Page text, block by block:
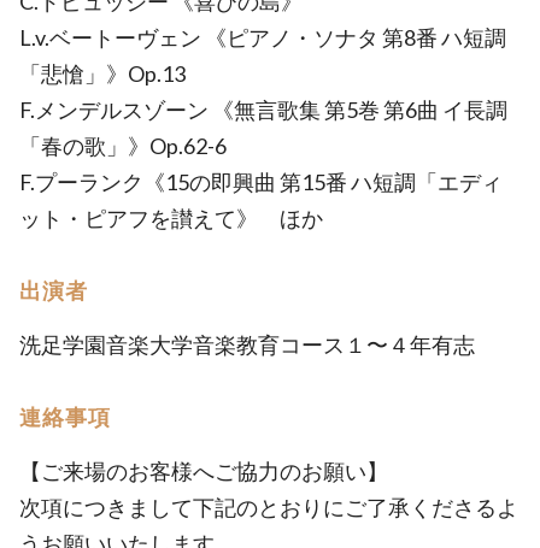
L.v.ベートーヴェン 《ピアノ・ソナタ 第8番 ハ短調
「悲愴」》Op.13
F.メンデルスゾーン 《無言歌集 第5巻 第6曲 イ長調
「春の歌」》Op.62-6
F.プーランク《15の即興曲 第15番 ハ短調「エディ
ット・ピアフを讃えて》 ほか
出演者
洗足学園音楽大学音楽教育コース１〜４年有志
連絡事項
【ご来場のお客様へご協力のお願い】
次項につきまして下記のとおりにご了承くださるよ